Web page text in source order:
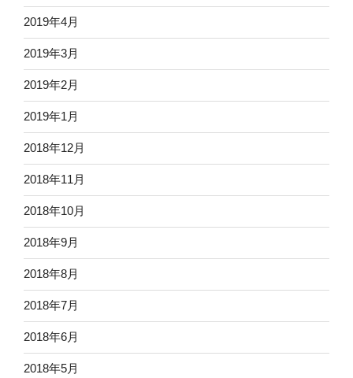
2019年4月
2019年3月
2019年2月
2019年1月
2018年12月
2018年11月
2018年10月
2018年9月
2018年8月
2018年7月
2018年6月
2018年5月